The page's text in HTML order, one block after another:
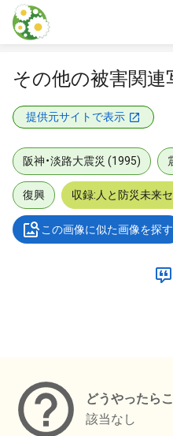
本文に飛ぶ
その他の被害関連
提供元サイトで表示
阪神・淡路大震災 (1995)
復興 収録:人と防災未来
この画像に似た画像を探す
どうやったら
該当なし